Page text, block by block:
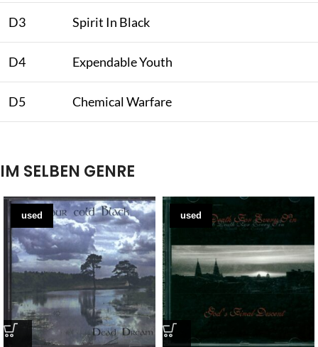
D3 Spirit In Black
D4 Expendable Youth
D5 Chemical Warfare
IM SELBEN GENRE
used used